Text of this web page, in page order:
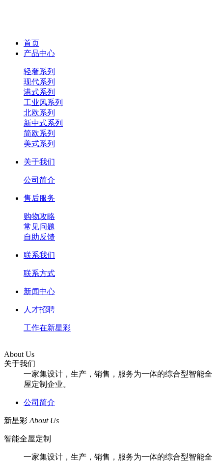
首页
产品中心
轻奢系列
现代系列
港式系列
工业风系列
北欧系列
新中式系列
简欧系列
美式系列
关于我们
公司简介
售后服务
购物攻略
常见问题
自助反馈
联系我们
联系方式
新闻中心
人才招聘
工作在新星彩
About Us
关于我们
一家集设计，生产，销售，服务为一体的综合型智能全
屋定制企业。
公司简介
新星彩 About Us
智能全屋定制
一家集设计，生产，销售，服务为一体的综合型智能全